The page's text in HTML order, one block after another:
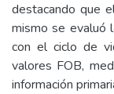
destacando que
mismo se evaluó
con el ciclo de
valores FOB,
información